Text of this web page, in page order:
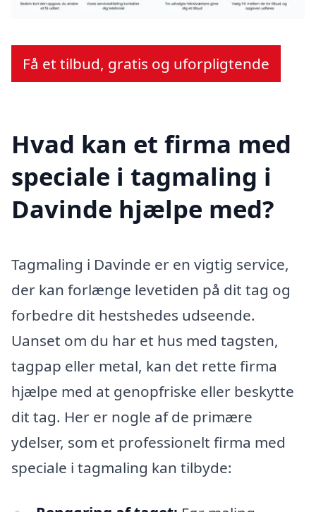
Få et tilbud, gratis og uforpligtende
Hvad kan et firma med
speciale i tagmaling i
Davinde hjælpe med?
Tagmaling i Davinde er en vigtig service,
der kan forlænge levetiden på dit tag og
forbedre dit hestshedes udseende.
Uanset om du har et hus med tagsten,
tagpap eller metal, kan det rette firma
hjælpe med at genopfriske eller beskytte
dit tag. Her er nogle af de primære
ydelser, som et professionelt firma med
speciale i tagmaling kan tilbyde: